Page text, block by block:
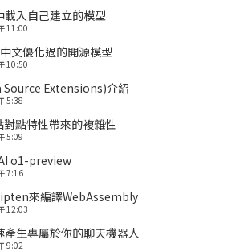
入自己建立的模型
11:00
文優化過的開源模型
10:50
Source Extensions)介紹
5:38
對點特性帶來的複雜性
5:09
o1-preview
7:16
來編譯WebAssembly
12:03
生專屬於你的聊天機器人
9:02